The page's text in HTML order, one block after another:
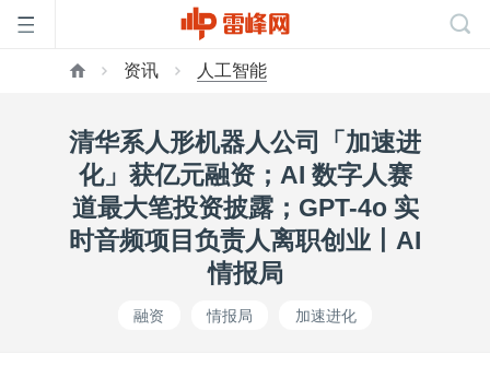
页
雷
资讯 人工智能
清华系人形机器人公司「加速进
化」获亿元融资；AI 数字人赛
道最大笔投资披露；GPT-4o 实
时音频项目负责人离职创业丨AI
情报局
融资 情报局 加速进化